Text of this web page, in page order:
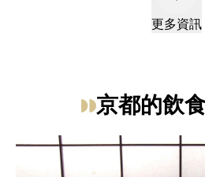
更多資訊
京都的飲